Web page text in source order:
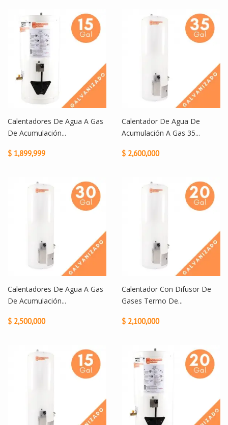
Calentadores De Agua A Gas
De Acumulación...
$ 1,899,999
Calentador De Agua De
Acumulación A Gas 35...
$ 2,600,000
Calentadores De Agua A Gas
De Acumulación...
$ 2,500,000
Calentador Con Difusor De
Gases Termo De...
$ 2,100,000